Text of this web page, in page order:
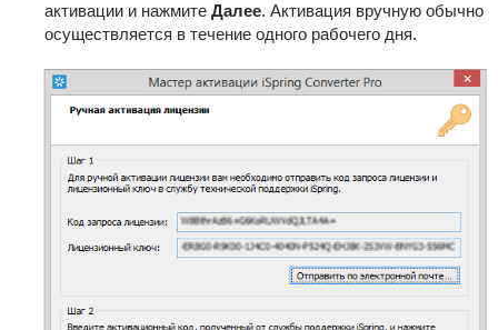
активации и нажмите Далее. Активация вручную обычно
осуществляется в течение одного рабочего дня.